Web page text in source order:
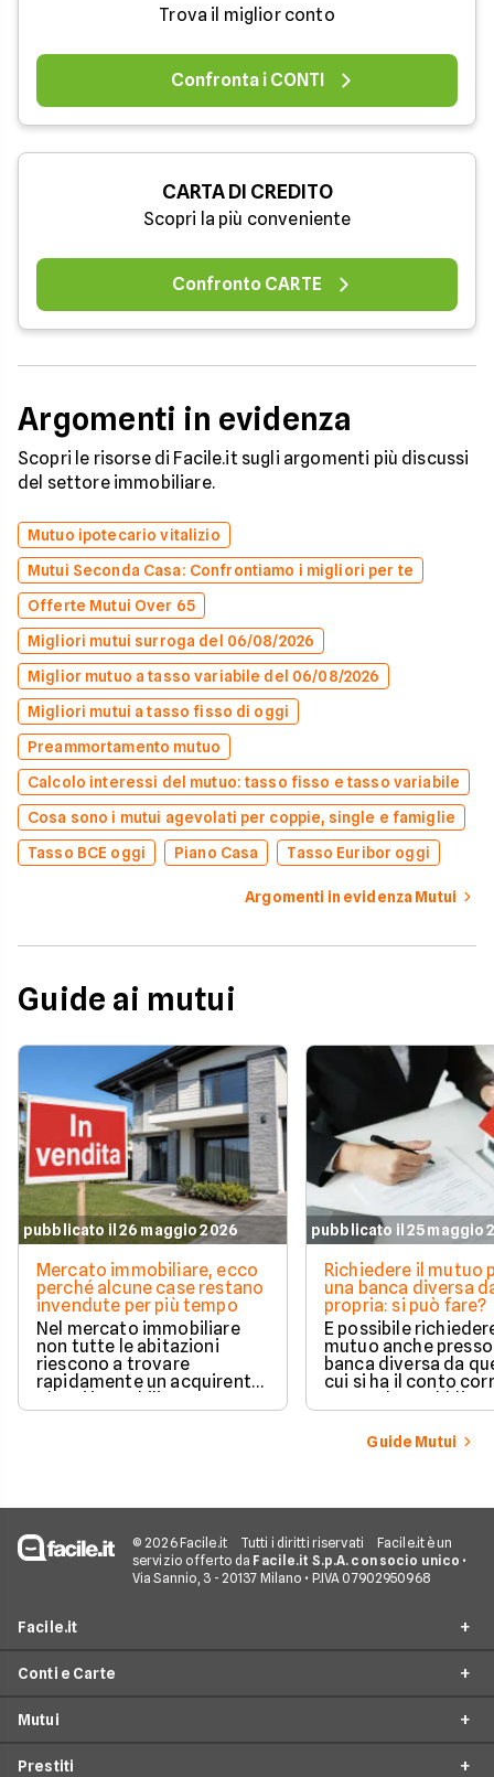
Trova il miglior conto
Confronta i CONTI
CARTA DI CREDITO
Scopri la più conveniente
Confronto CARTE
Argomenti in evidenza
Scopri le risorse di Facile.it sugli argomenti più discussi
del settore immobiliare.
Mutuo ipotecario vitalizio
Mutui Seconda Casa: Confrontiamo i migliori per te
Offerte Mutui Over 65
Migliori mutui surroga del 06/08/2026
Miglior mutuo a tasso variabile del 06/08/2026
Migliori mutui a tasso fisso di oggi
Preammortamento mutuo
Calcolo interessi del mutuo: tasso fisso e tasso variabile
Cosa sono i mutui agevolati per coppie, single e famiglie
Tasso BCE oggi
Piano Casa Tasso Euribor oggi
Argomenti in evidenza Mutui
Guide ai mutui
pubblicato il 26 maggio 2026
Mercato immobiliare, ecco
perché alcune case restano
invendute per più tempo
Nel mercato immobiliare
non tutte le abitazioni
riescono a trovare
rapidamente un acquirente.
Alcuni immobili vengono
venduti in poche settimane,
pubblicato il 25 maggio
Richiedere il mutuo
una banca diversa
propria: si può fare?
È possibile
mutuo anche
banca diversa da
cui si ha il conto
senza alcun obbligo
trasferire il proprio
rapporto bancario.
valutazione della
due rapporti
attenzione
Guide Mutui
© 2026 Facile.it Tutti i diritti riservati
Facile.it è un
servizio offerto da Facile.it S.p.A. con socio unico •
Via Sannio, 3 - 20137 Milano • P.IVA 07902950968
Facile.it
Prestiti
Mutui
Conti e Carte
Conto Corrente
Mutui
Prestiti